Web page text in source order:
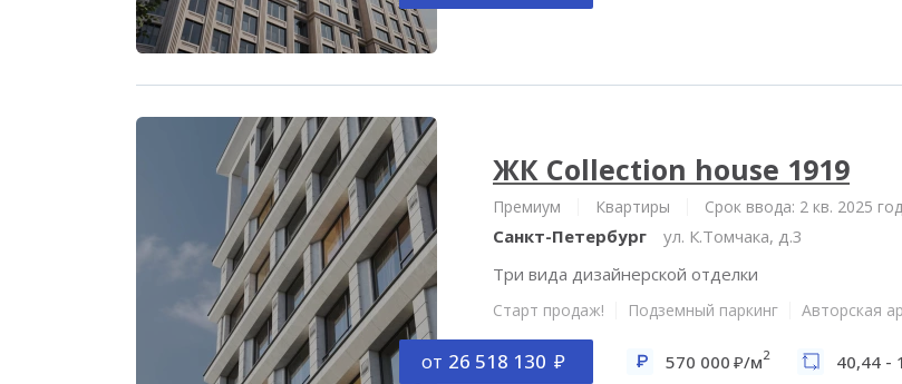
ЖК Collection house 1919
Премиум Квартиры Срок ввода: 2 кв. 2025
Санкт-Петербург
ул. К.Томчака, д.3
Три вида дизайнерской отделки
Старт продаж! Подземный паркинг Авторская
от 26 518 130 570 000 /м2 40,44 -